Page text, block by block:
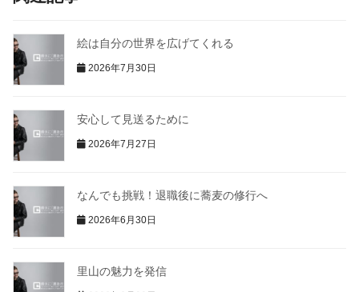
絵は自分の世界を広げてくれる
2026年7月30日
安心して見送るために
2026年7月27日
なんでも挑戦！退職後に蕎麦の修行へ
2026年6月30日
里山の魅力を発信